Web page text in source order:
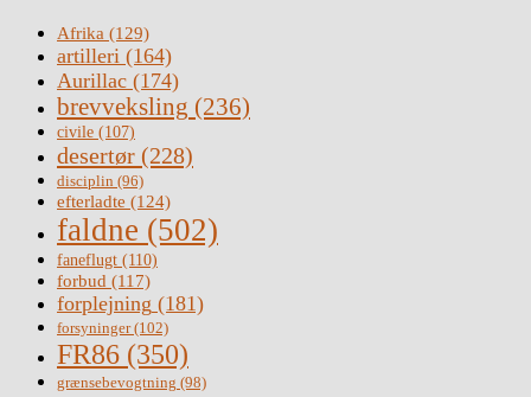
Afrika (129)
artilleri (164)
Aurillac (174)
brevveksling (236)
civile (107)
desertør (228)
disciplin (96)
efterladte (124)
faldne (502)
faneflugt (110)
forbud (117)
forplejning (181)
forsyninger(102)
FR86 (350)
grænsebevogtning (98)